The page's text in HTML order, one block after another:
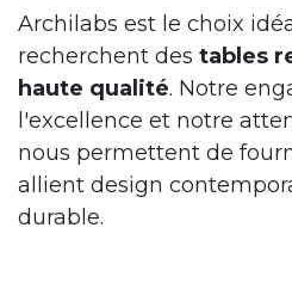
Archilabs est le choix
recherchent des tables
haute qualité. Notre
l'excellence et notre
nous permettent de
allient design
durable.